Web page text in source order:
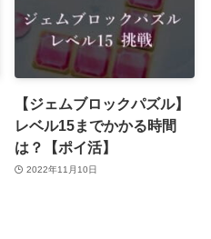
【ジェムブロックパズル】
レベル15までかかる時間
は？【ポイ活】
2022年11月10日